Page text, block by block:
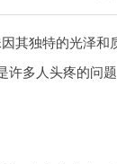
其独特的光泽
许多人头疼的问